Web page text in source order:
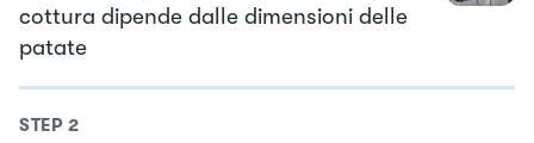
cottura dipende dalle dimensioni delle
patate
STEP 2